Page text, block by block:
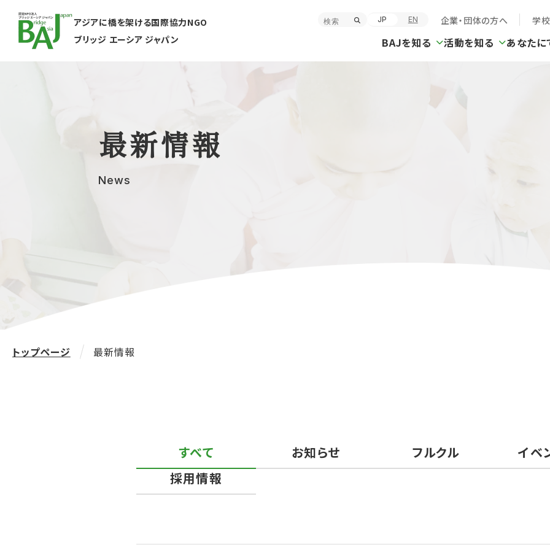
アジアに橋を架ける国際協力NGO
ブリッジ エーシア ジャパン
JP EN 企業・団体の方へ 学
BAJを知る 活動を知る あなたに
最新情報
News
トップページ 最新情報
すべて お知らせ フルクル
イベ
採用情報